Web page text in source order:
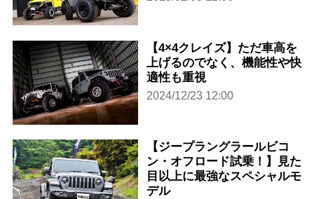
【4×4クレイズ】ただ車高を
上げるのでなく、機能性や快
適性も重視
2024/12/23 12:00
【ジープラングラールビコ
ン・オフロード試乗！】見た
目以上に最強なスペシャルモ
デル